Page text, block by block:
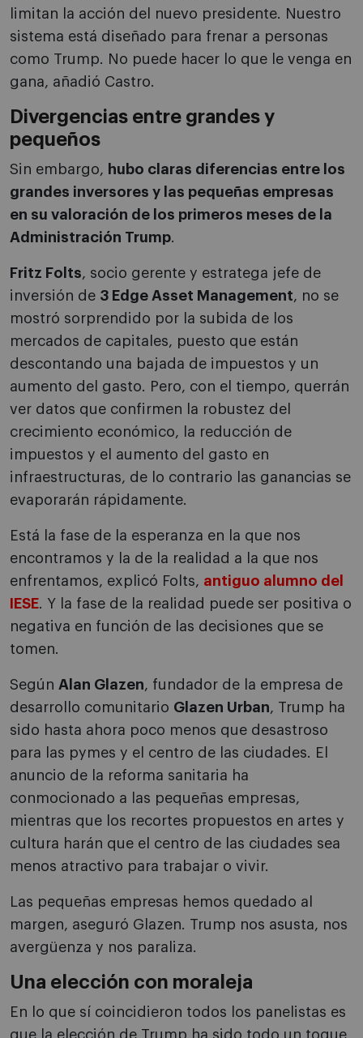
limitan la acción del nuevo presidente. Nuestro
sistema está diseñado para frenar a personas
como Trump. No puede hacer lo que le venga en
gana, añadió Castro.
Divergencias entre grandes y
pequeños
Sin embargo, hubo claras diferencias entre los
grandes inversores y las pequeñas empresas
en su valoración de los primeros meses de la
Administración Trump.
Fritz Folts, socio gerente y estratega jefe de
inversión de 3 Edge Asset Management, no se
mostró sorprendido por la subida de los
mercados de capitales, puesto que están
descontando una bajada de impuestos y un
aumento del gasto. Pero, con el tiempo, querrán
ver datos que confirmen la robustez del
crecimiento económico, la reducción de
impuestos y el aumento del gasto en
infraestructuras, de lo contrario las ganancias se
evaporarán rápidamente.
Está la fase de la esperanza en la que nos
encontramos y la de la realidad a la que nos
enfrentamos, explicó Folts, antiguo alumno del
IESE. Y la fase de la realidad puede ser positiva o
negativa en función de las decisiones que se
tomen.
Según Alan Glazen, fundador de la empresa de
desarrollo comunitario Glazen Urban, Trump ha
sido hasta ahora poco menos que desastroso
para las pymes y el centro de las ciudades. El
anuncio de la reforma sanitaria ha
conmocionado a las pequeñas empresas,
mientras que los recortes propuestos en artes y
cultura harán que el centro de las ciudades sea
menos atractivo para trabajar o vivir.
Las pequeñas empresas hemos quedado al
margen, aseguró Glazen. Trump nos asusta, nos
avergüenza y nos paraliza.
Una elección con moraleja
En lo que sí coincidieron todos los panelistas es
que la elección de Trump ha sido todo un toque